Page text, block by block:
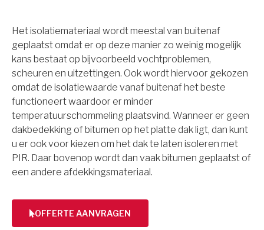
Het isolatiemateriaal wordt meestal van buitenaf
geplaatst omdat er op deze manier zo weinig mogelijk
kans bestaat op bijvoorbeeld vochtproblemen,
scheuren en uitzettingen. Ook wordt hiervoor gekozen
omdat de isolatiewaarde vanaf buitenaf het beste
functioneert waardoor er minder
temperatuurschommeling plaatsvind. Wanneer er geen
dakbedekking of bitumen op het platte dak ligt, dan kunt
u er ook voor kiezen om het dak te laten isoleren met
PIR. Daar bovenop wordt dan vaak bitumen geplaatst of
een andere afdekkingsmateriaal.
OFFERTE AANVRAGEN